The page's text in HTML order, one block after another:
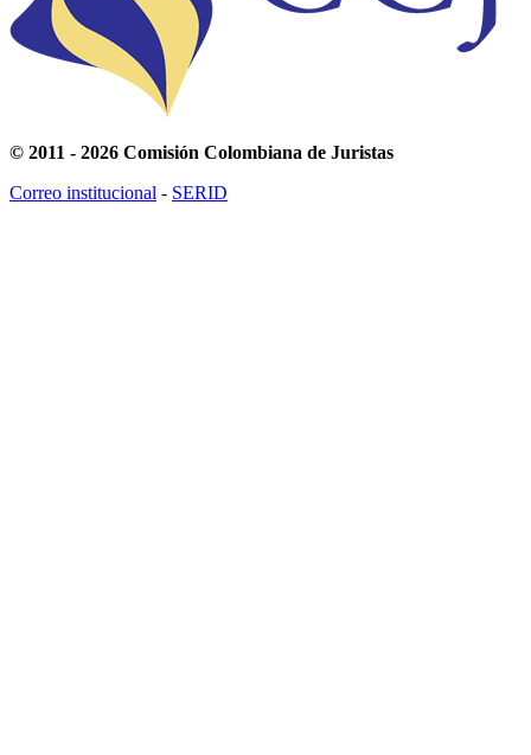
© 2011 - 2026 Comisión Colombiana de Juristas
Correo institucional - SERID